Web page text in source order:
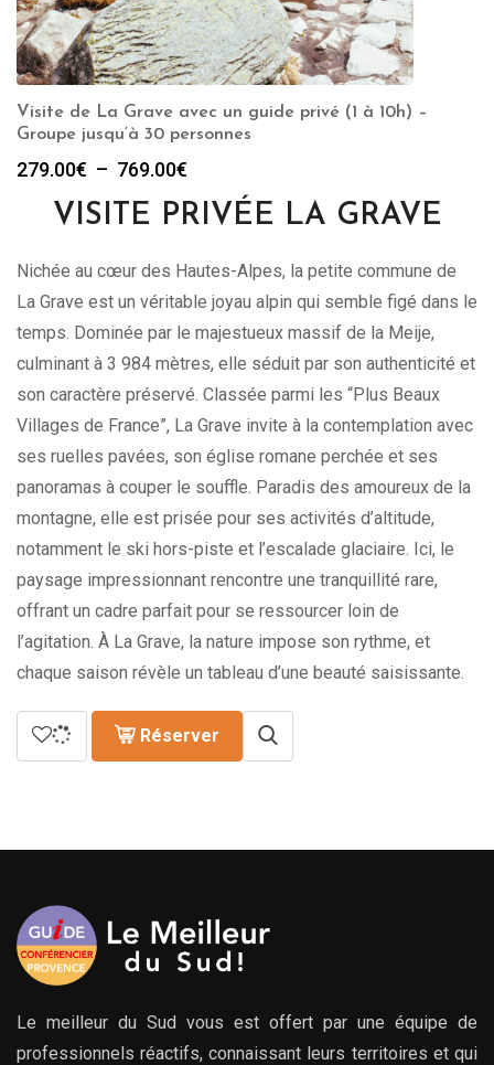
Visite de La Grave avec un guide privé (1 à 10h) –
Groupe jusqu’à 30 personnes
279.00€ – 769.00€
prix :
à
769.00€
VISITE PRIVÉE LA GRAVE
Nichée au cœur des Hautes-Alpes, la petite commune de
La Grave est un véritable joyau alpin qui semble figé dans le
temps. Dominée par le majestueux massif de la Meije,
culminant à 3 984 mètres, elle séduit par son authenticité et
son caractère préservé. Classée parmi les “Plus Beaux
Villages de France”, La Grave invite à la contemplation avec
ses ruelles pavées, son église romane perchée et ses
panoramas à couper le souffle. Paradis des amoureux de la
montagne, elle est prisée pour ses activités d’altitude,
notamment le ski hors-piste et l’escalade glaciaire. Ici, le
paysage impressionnant rencontre une tranquillité rare,
offrant un cadre parfait pour se ressourcer loin de
l’agitation. À La Grave, la nature impose son rythme, et
chaque saison révèle un tableau d’une beauté saisissante.
Réserver
Le meilleur du Sud vous est offert par une équipe de
professionnels réactifs, connaissant leurs territoires et qui